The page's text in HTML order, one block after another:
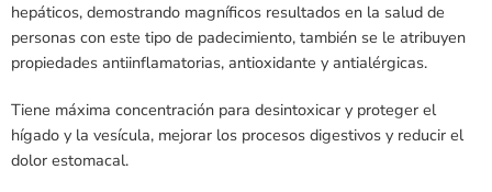
hepáticos, demostrando magníficos resultados en la salud de
personas con este tipo de padecimiento, también se le atribuyen
propiedades antiinflamatorias, antioxidante y antialérgicas.
Tiene máxima concentración para desintoxicar y proteger el
hígado y la vesícula, mejorar los procesos digestivos y reducir el
dolor estomacal.